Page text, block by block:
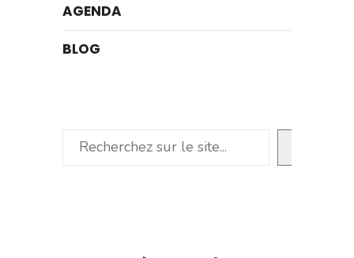
AGENDA
BLOG
Rechercher